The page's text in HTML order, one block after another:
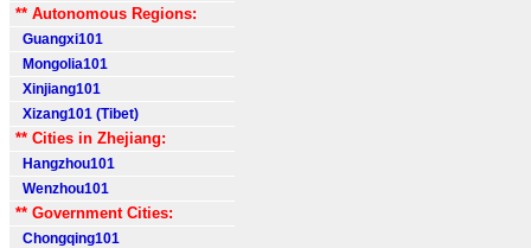
** Autonomous Regions:
Guangxi101
Mongolia101
Xinjiang101
Xizang101 (Tibet)
** Cities in Zhejiang:
Hangzhou101
Wenzhou101
** Government Cities:
Chongqing101